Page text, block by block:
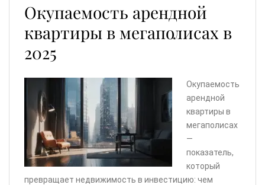
Окупаемость арендной
квартиры в мегаполисах в
2025
Окупаемость
арендной
квартиры в
мегаполисах
—
показатель,
который
превращает недвижимость в инвестицию: чем